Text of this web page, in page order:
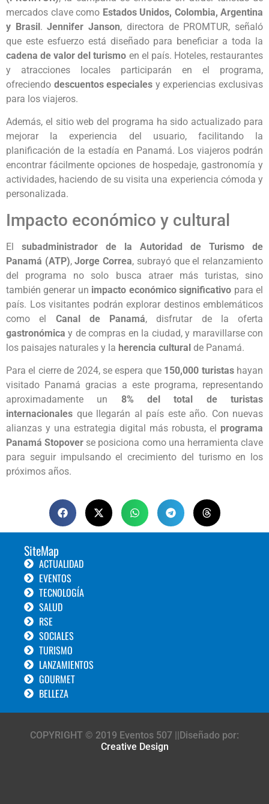
mercados clave como Estados Unidos, Colombia, Argentina
y Brasil.Jennifer Janson, directora de PROMTUR, señaló
que este esfuerzo está diseñado para beneficiar a toda la
cadena de valor del turismo en el país. Hoteles, restaurantes
y atracciones locales participarán en el programa,
ofreciendo descuentos especiales y experiencias exclusivas
para los viajeros.
Además, el sitio web del programa ha sido actualizado para
mejorar la experiencia del usuario, facilitando la
planificación de la estadía en Panamá. Los viajeros podrán
encontrar fácilmente opciones de hospedaje, gastronomía y
actividades, haciendo de su visita una experiencia cómoda y
personalizada.
Impacto económico y cultural
El subadministrador de la Autoridad de Turismo de
Panamá (ATP),Jorge Correa, subrayó que el relanzamiento
del programa no solo busca atraer más turistas, sino
también generar un impacto económico significativo para el
país. Los visitantes podrán explorar destinos emblemáticos
como el Canal de Panamá, disfrutar de la oferta
gastronómica y de compras en la ciudad, y maravillarse con
los paisajes naturales y la herencia cultural de Panamá.
Para el cierre de 2024, se espera que 150,000 turistashayan
visitado Panamá gracias a este programa, representando
aproximadamente un 8% del total de turistas
internacionales que llegarán al país este año. Con nuevas
alianzas y una estrategia digital más robusta, el programa
Panamá Stopover se posiciona como una herramienta clave
para seguir impulsando el crecimiento del turismo en los
próximos años.
SiteMap
ACTUALIDAD
EVENTOS
TECNOLOGÍA
SALUD
RSE
SOCIALES
TURISMO
LANZAMIENTOS
GOURMET
BELLEZA
COPYRIGHT © 2019 Eventos 507 ||Diseñado por:
Creative Design